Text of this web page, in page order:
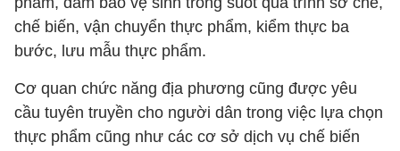
chế biến, vận chuyển thực phẩm, kiểm thực ba
bước, lưu mẫu thực phẩm.
Cơ quan chức năng địa phương cũng được yêu
cầu tuyên truyền cho người dân trong việc lựa chọn
thực phẩm cũng như các cơ sở dịch vụ chế biến